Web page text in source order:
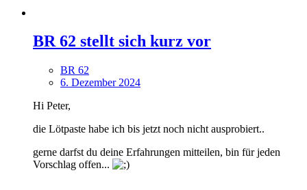
BR 62 stellt sich kurz vor
BR 62
6. Dezember 2024
Hi Peter,
die Lötpaste habe ich bis jetzt noch nicht ausprobiert..
gerne darfst du deine Erfahrungen mitteilen, bin für jeden
Vorschlag offen...